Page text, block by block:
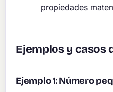
propiedades
Ejemplos y casos
Ejemplo 1: Número